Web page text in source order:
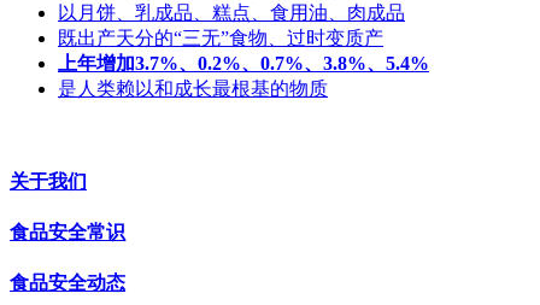
以月饼、乳成品、糕点、食用油、肉成品
既出产天分的“三无”食物、过时变质产
上年增加3.7%、0.2%、0.7%、3.8%、5.4%
是人类赖以和成长最根基的物质
关于我们
食品安全常识
食品安全动态